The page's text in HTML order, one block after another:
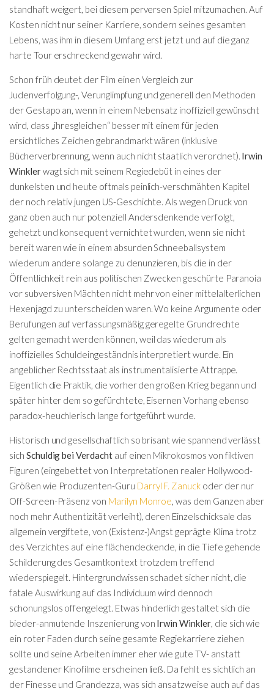
standhaft weigert, bei diesem perversen Spiel mitzumachen. Auf
Kosten nicht nur seiner Karriere, sondern seines gesamten
Lebens, was ihm in diesem Umfang erst jetzt und auf die ganz
harte Tour erschreckend gewahr wird.
Schon früh deutet der Film einen Vergleich zur
Judenverfolgung-, Verunglimpfung und generell den Methoden
der Gestapo an, wenn in einem Nebensatz inoffiziell gewünscht
wird, dass „ihresgleichen“ besser mit einem für jeden
ersichtliches Zeichen gebrandmarkt wären (inklusive
Bücherverbrennung, wenn auch nicht staatlich verordnet). Irwin
Winklerwagt sich mit seinem Regiedebüt in eines der
dunkelsten und heute oftmals peinlich-verschmähten Kapitel
der noch relativ jungen US-Geschichte. Als wegen Druck von
ganz oben auch nur potenziell Andersdenkende verfolgt,
gehetzt und konsequent vernichtet wurden, wenn sie nicht
bereit waren wie in einem absurden Schneeballsystem
wiederum andere solange zu denunzieren, bis die in der
Öffentlichkeit rein aus politischen Zwecken geschürte Paranoia
vor subversiven Mächten nicht mehr von einer mittelalterlichen
Hexenjagd zu unterscheiden waren. Wo keine Argumente oder
Berufungen auf verfassungsmäßig geregelte Grundrechte
gelten gemacht werden können, weil das wiederum als
inoffizielles Schuldeingeständnis interpretiert wurde. Ein
angeblicher Rechtsstaat als instrumentalisierte Attrappe.
Eigentlich die Praktik, die vorher den großen Krieg begann und
später hinter dem so gefürchtete, Eisernen Vorhang ebenso
paradox-heuchlerisch lange fortgeführt wurde.
Historisch und gesellschaftlich so brisant wie spannend verlässt
sich Schuldig bei Verdachtauf einen Mikrokosmos von fiktiven
Figuren (eingebettet von Interpretationen realer Hollywood-
Größen wie Produzenten-Guru Darryl F. Zanuck oder der nur
Off-Screen-Präsenz von Marilyn Monroe , was dem Ganzen aber
noch mehr Authentizität verleiht), deren Einzelschicksale das
allgemein vergiftete, von (Existenz-)Angst geprägte Klima trotz
des Verzichtes auf eine flächendeckende, in die Tiefe gehende
Schilderung des Gesamtkontext trotzdem treffend
wiederspiegelt. Hintergrundwissen schadet sicher nicht, die
fatale Auswirkung auf das Individuum wird dennoch
schonungslos offengelegt. Etwas hinderlich gestaltet sich die
bieder-anmutende Inszenierung von Irwin Winkler, die sich wie
ein roter Faden durch seine gesamte Regiekarriere ziehen
sollte und seine Arbeiten immer eher wie gute TV- anstatt
gestandener Kinofilme erscheinen ließ. Da fehlt es sichtlich an
der Finesse und Grandezza, was sich ansatzweise auch auf das